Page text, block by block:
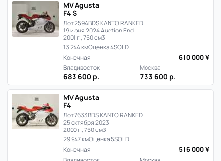
MV Agusta
F4 S
Лот 2594BDS KANTO RANKED
19 июня 2024 Auction End
2001 г., 750 см3
13 244 кмОценка 4SOLD
Конечная
610 000 ¥
Владивосток
683 600 р.
Москва
733 600 р.
MV Agusta
F4
Лот 7633BDS KANTO RANKED
25 октября 2023
2000 г., 750 см3
29 947 кмОценка 5SOLD
Конечная
516 000 ¥